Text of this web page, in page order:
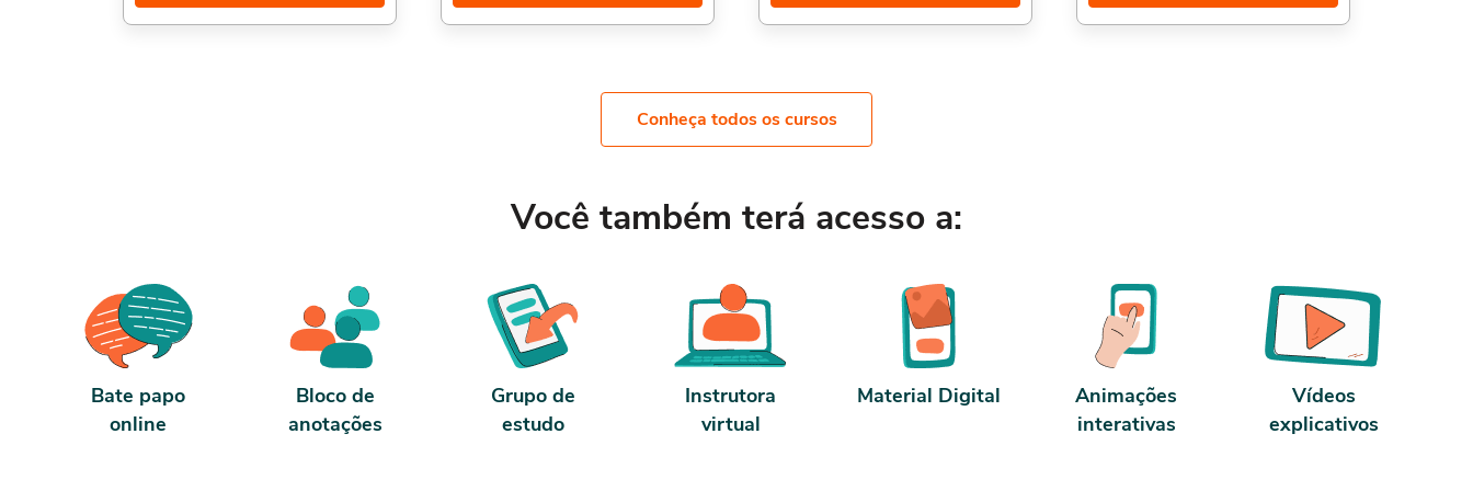
relação entre a NR1 e outras normas como
a NR9 e a NR5, o uso de tecnologia nos
possui 80 horas de carga horária. Porém,
se for concluído antes de 5 dias, passa a
Além disso temos também o Curso de
Como trabalhar Home Office,, Auxiliar de
antes de 5 dias, passa a ter 10 horas de
carga horária. Conforme nosso contrato e
Conheça todos os cursos
Você também terá acesso a:
Bate papo
online
Bloco de
anotações
Grupo de
estudo
Instrutora
virtual
Material Digital
Animações
interativas
Vídeos
explicativos